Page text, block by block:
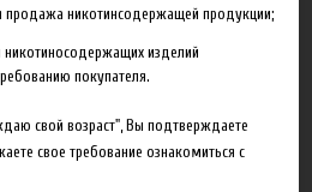
XianTaima
Heroes Farm.
Подробнее
продажа никотинсодержащей продукции;
изделий
покупателя.
свой возраст", Вы подтверждаете
свое требование ознакомиться с